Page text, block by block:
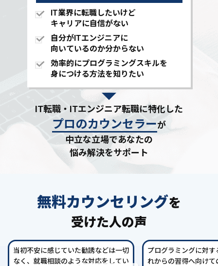
IT業界に転職したいけど
キャリアに自信がない
自分がITエンジニアに
向いているのか分からない
効率的にプログラミングスキルを
身につける方法を知りたい
IT転職・ITエンジニア転職に特化した
プロのカウンセラーが
中立な立場であなたの
悩み解決をサポート
無料カウンセリングを
受けた人の声
当初不安に感じていた勧誘などは一切
なく、就職相談のような対応をしてい
プログラミングに対
れからの習得へ向け